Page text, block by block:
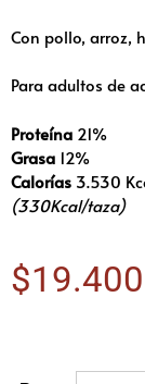
Con pollo, arroz,
Para adultos de
Proteína 21%
Grasa 12%
Calorías 3.530
(330Kcal/taza)
$19.400